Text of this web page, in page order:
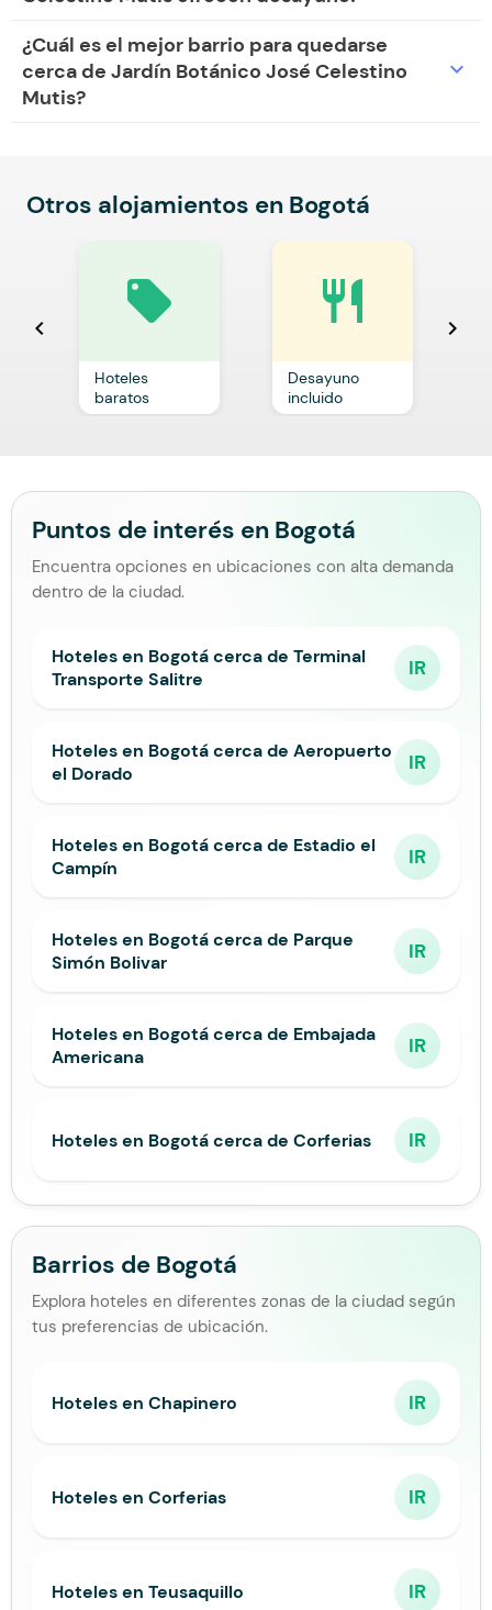
¿Cuál es el mejor barrio para quedarse
cerca de Jardín Botánico José Celestino
Mutis?
expand_more
Otros alojamientos en Bogotá
chevron_left
local_offer
Hoteles
baratos
restaurant
Desayuno
incluido
chevron_right
Puntos de interés en Bogotá
Encuentra opciones en ubicaciones con alta demanda
dentro de la ciudad.
Hoteles en Bogotá cerca de Terminal
Transporte Salitre
IR
Hoteles en Bogotá cerca de Aeropuerto
el Dorado
IR
Hoteles en Bogotá cerca de Estadio el
Campín
IR
Hoteles en Bogotá cerca de Parque
Simón Bolivar
IR
Hoteles en Bogotá cerca de Embajada
Americana
IR
Hoteles en Bogotá cerca de Corferias IR
Barrios de Bogotá
Explora hoteles en diferentes zonas de la ciudad según
tus preferencias de ubicación.
Hoteles en Chapinero IR
Hoteles en Corferias IR
Hoteles en Teusaquillo IR